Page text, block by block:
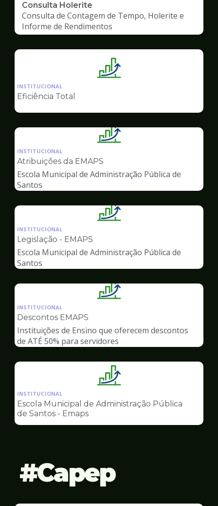
Consulta Holerite
Consulta de Contagem de Tempo, Holerite e
Informe de Rendimentos
Ilustração
Gestão
INSTITUCIONAL
Eficiência Total
Ilustração
de
Gestão
INSTITUCIONAL
Atribuições da EMAPS
Escola Municipal de Administração Pública de
Santos
Ilustração
de
Gestão
INSTITUCIONAL
Legislação - EMAPS
Escola Municipal de Administração Pública de
Santos
Ilustração
Gestão
INSTITUCIONAL
Descontos EMAPS
Instituições de Ensino que oferecem descontos
de ATÉ 50% para servidores
Ilustração
pagina
Gestão
INSTITUCIONAL
Escola Municipal de Administração Pública
de Santos - Emaps
Capep